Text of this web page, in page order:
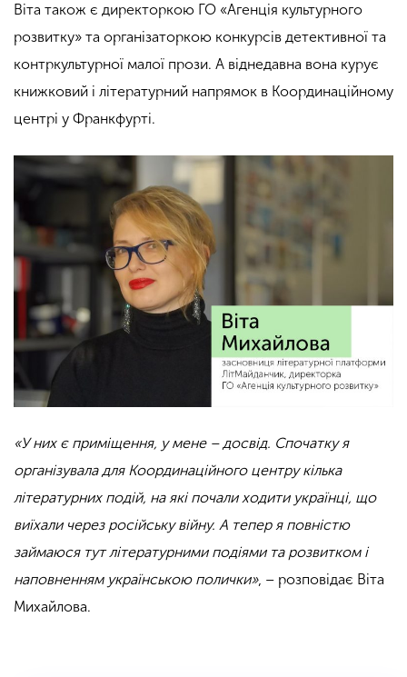
Віта також є директоркою ГО «Агенція культурного
розвитку» та організаторкою конкурсів детективної та
контркультурної малої прози. А віднедавна вона курує
книжковий і літературний напрямок в Координаційному
центрі у Франкфурті.
«У них є приміщення, у мене – досвід. Спочатку я
організувала для Координаційного центру кілька
літературних подій, на які почали ходити українці, що
виїхали через російську війну. А тепер я повністю
займаюся тут літературними подіями та розвитком і
наповненням українською полички», – розповідає Віта
Михайлова.